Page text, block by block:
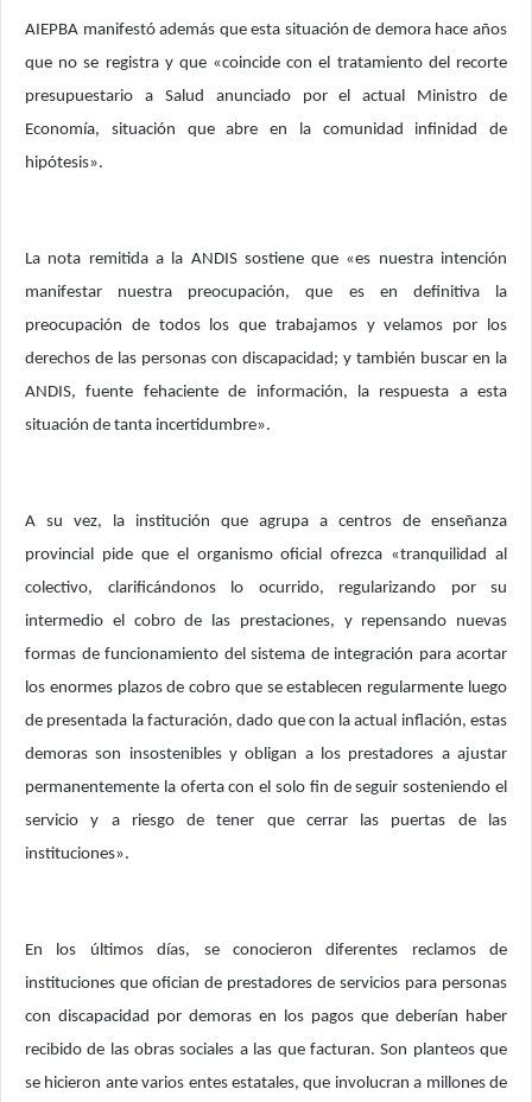
AIEPBA manifestó además que esta situación de demora hace años
que no se registra y que «coincide con el tratamiento del recorte
presupuestario a Salud anunciado por el actual Ministro de
Economía, situación que abre en la comunidad infinidad de
hipótesis».
La nota remitida a la ANDIS sostiene que «es nuestra intención
manifestar nuestra preocupación, que es en definitiva la
preocupación de todos los que trabajamos y velamos por los
derechos de las personas con discapacidad; y también buscar en la
ANDIS, fuente fehaciente de información, la respuesta a esta
situación de tanta incertidumbre».
A su vez, la institución que agrupa a centros de enseñanza
provincial pide que el organismo oficial ofrezca «tranquilidad al
colectivo, clarificándonos lo ocurrido, regularizando por su
intermedio el cobro de las prestaciones, y repensando nuevas
formas de funcionamiento del sistema de integración para acortar
los enormes plazos de cobro que se establecen regularmente luego
de presentada la facturación, dado que con la actual inflación, estas
demoras son insostenibles y obligan a los prestadores a ajustar
permanentemente la oferta con el solo fin de seguir sosteniendo el
servicio y a riesgo de tener que cerrar las puertas de las
instituciones».
En los últimos días, se conocieron diferentes reclamos de
instituciones que ofician de prestadores de servicios para personas
con discapacidad por demoras en los pagos que deberían haber
recibido de las obras sociales a las que facturan. Son planteos que
se hicieron ante varios entes estatales, que involucran a millones de